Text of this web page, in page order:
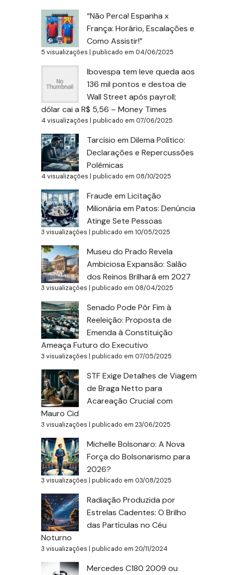
“Não Perca! Espanha x
França: Horário, Escalações e
Como Assistir!”
5 visualizações | publicado em 04/06/2025
Ibovespa tem leve queda aos
136 mil pontos e destoa de
Wall Street após payroll;
dólar cai a R$ 5,56 – Money Times
4 visualizações | publicado em 07/06/2025
Tarcísio em Dilema Político:
Declarações e Repercussões
Polêmicas
4 visualizações | publicado em 08/10/2025
Fraude em Licitação
Milionária em Patos: Denúncia
Atinge Sete Pessoas
3 visualizações | publicado em 10/05/2025
Museu do Prado Revela
Ambiciosa Expansão: Salão
dos Reinos Brilhará em 2027
3 visualizações | publicado em 08/04/2025
Senado Pode Pôr Fim à
Reeleição: Proposta de
Emenda à Constituição
Ameaça Futuro do Executivo
3 visualizações | publicado em 07/05/2025
STF Exige Detalhes de Viagem
de Braga Netto para
Acareação Crucial com
Mauro Cid
3 visualizações | publicado em 23/06/2025
Michelle Bolsonaro: A Nova
Força do Bolsonarismo para
2026?
3 visualizações | publicado em 03/08/2025
Radiação Produzida por
Estrelas Cadentes: O Brilho
das Partículas no Céu
Noturno
3 visualizações | publicado em 20/11/2024
Mercedes C180 2009 ou